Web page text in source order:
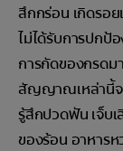
สึกกร่อน เกิดรอ
ไม่ได้รับการปกป้
การกัดของกรดม
สัญญาณเหล่านี้จ
รู้สึกปวดฟัน เจ็บเ
ของร้อน อาหารห